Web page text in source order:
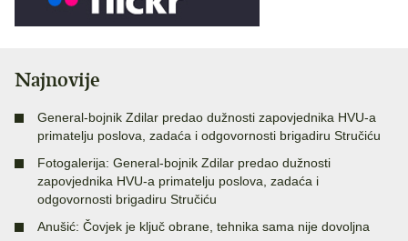
Najnovije
General-bojnik Zdilar predao dužnosti zapovjednika HVU-a
primatelju poslova, zadaća i odgovornosti brigadiru Stručiću
Fotogalerija: General-bojnik Zdilar predao dužnosti
zapovjednika HVU-a primatelju poslova, zadaća i
odgovornosti brigadiru Stručiću
Anušić: Čovjek je ključ obrane, tehnika sama nije dovoljna